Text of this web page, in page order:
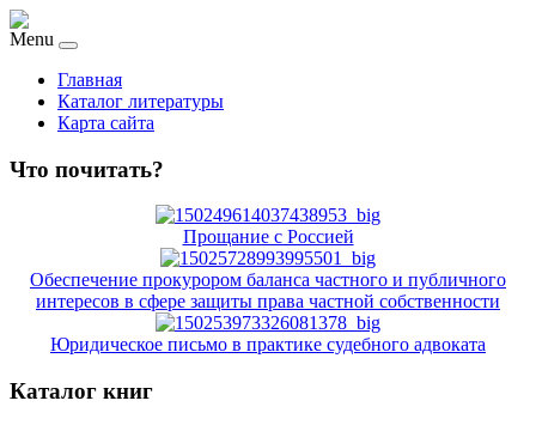
Menu
Главная
Каталог литературы
Карта сайта
Что почитать?
Прощание с Россией
Обеспечение прокурором баланса частного и публичного
интересов в сфере защиты права частной собственности
Юридическое письмо в практике судебного адвоката
Каталог книг